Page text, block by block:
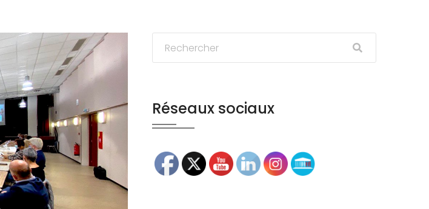
Réseaux sociaux